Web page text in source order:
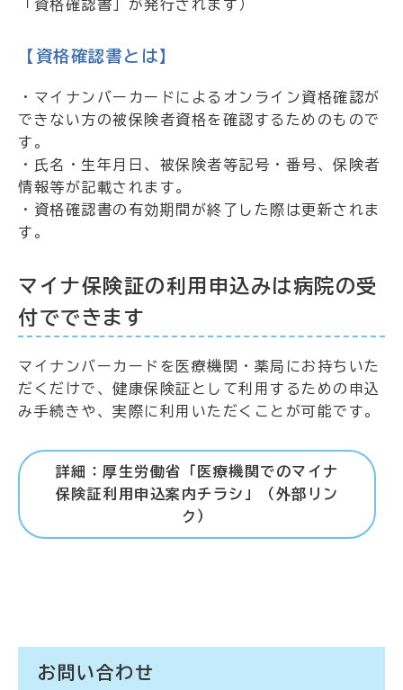
「資格確認書」が発行されます）
【資格確認書とは】
・マイナンバーカードによるオンライン資格確認が
できない方の被保険者資格を確認するためのもので
す。
・氏名・生年月日、被保険者等記号・番号、保険者
情報等が記載されます。
・資格確認書の有効期間が終了した際は更新されま
す。
マイナ保険証の利用申込みは病院の受
付でできます
マイナンバーカードを医療機関・薬局にお持ちいた
だくだけで、健康保険証として利用するための申込
み手続きや、実際に利用いただくことが可能です。
詳細：厚生労働省「医療機関でのマイナ
保険証利用申込案内チラシ」（外部リン
ク）
お問い合わせ